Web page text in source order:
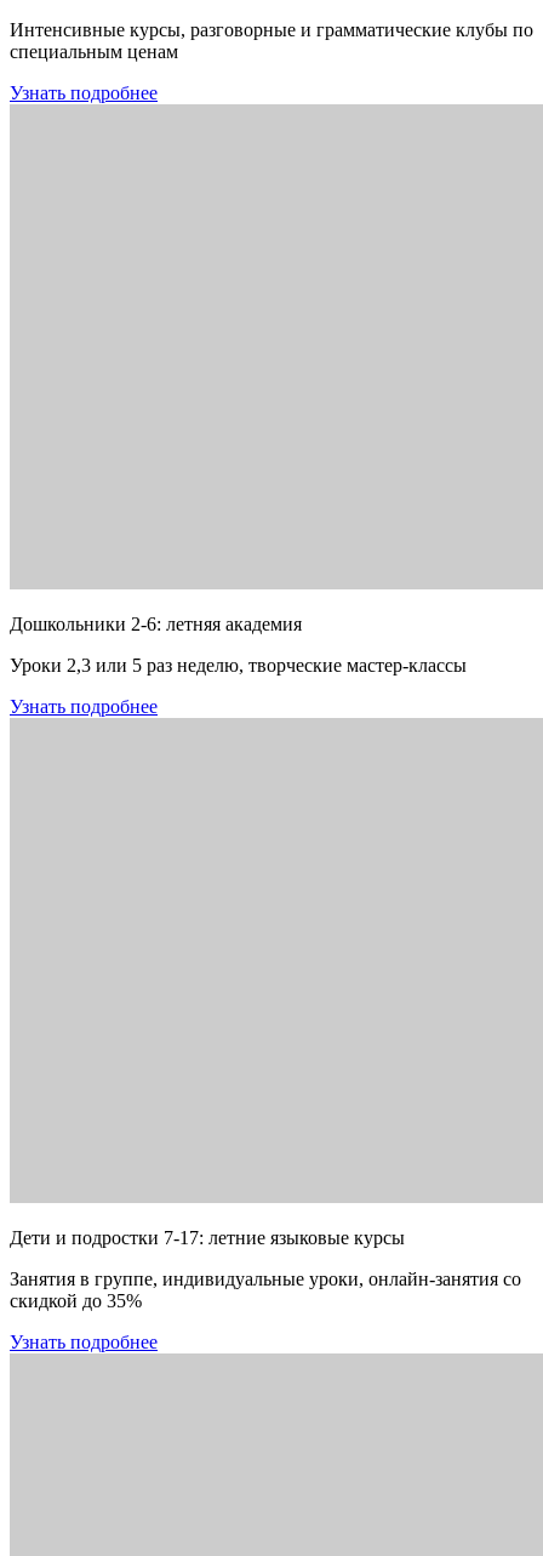
Интенсивные курсы, разговорные и грамматические клубы по
специальным ценам
Узнать подробнее
Дошкольники 2-6: летняя академия
Уроки 2,3 или 5 раз неделю, творческие мастер-классы
Узнать подробнее
Дети и подростки 7-17: летние языковые курсы
Занятия в группе, индивидуальные уроки, онлайн-занятия со
скидкой до 35%
Узнать подробнее